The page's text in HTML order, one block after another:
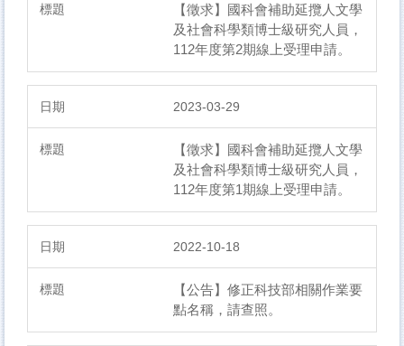
【徵求】國科會補助延攬人文學
及社會科學類博士級研究人員，
112年度第2期線上受理申請。
2023-03-29
【徵求】國科會補助延攬人文學
及社會科學類博士級研究人員，
112年度第1期線上受理申請。
2022-10-18
【公告】修正科技部相關作業要
點名稱，請查照。